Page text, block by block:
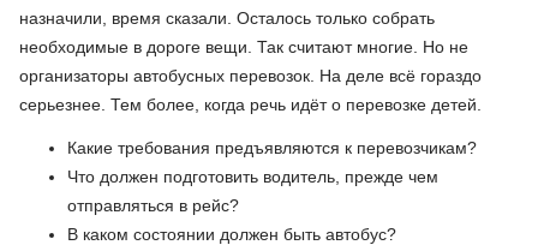
назначили, время сказали. Осталось только собрать
необходимые в дороге вещи. Так считают многие. Но не
организаторы автобусных перевозок. На деле всё гораздо
серьезнее. Тем более, когда речь идёт о перевозке детей.
Какие требования предъявляются к перевозчикам?
Что должен подготовить водитель, прежде чем
отправляться в рейс?
В каком состоянии должен быть автобус?